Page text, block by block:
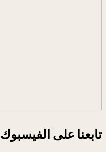
تابعنا على الفيسبوك